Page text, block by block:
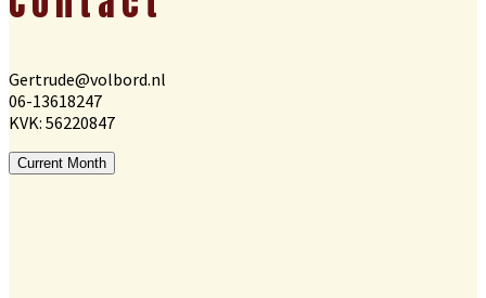
Gertrude@volbord.nl
06-13618247
KVK: 56220847
Current Month